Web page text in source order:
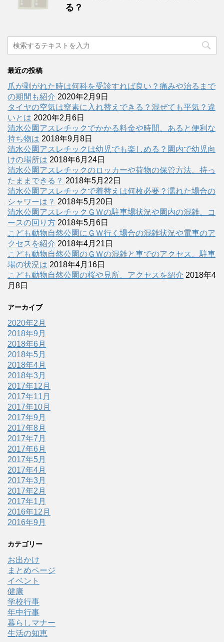
る？
最近の投稿
爪が剥がれた時は何科を受診すれば良い？痛みや治るまで
の期間も紹介 2020年2月9日
タイヤの空気は窒素に入れ替えできる？混ぜても平気？違
いとは 2020年2月6日
清水公園アスレチックでかかる料金や時間、あると便利な
持ち物は 2018年9月8日
清水公園アスレチックは幼児でも楽しめる？園内で幼児向
けの場所は 2018年6月24日
清水公園アスレチックのロッカーや荷物の保管方法、持っ
たままできる？ 2018年5月22日
清水公園アスレチックで着替えは何枚必要？濡れた場合の
シャワーは？ 2018年5月20日
清水公園アスレチックＧＷの駐車場状況や園内の混雑、コ
ースの回り方 2018年5月6日
こども動物自然公園にＧＷ行く場合の混雑状況や電車のア
クセスを紹介 2018年4月21日
こども動物自然公園のＧＷの混雑と車でのアクセス、駐車
場の状況は 2018年4月16日
こども動物自然公園の桜や見所、アクセスを紹介 2018年4
月8日
アーカイブ
2020年2月
2018年9月
2018年6月
2018年5月
2018年4月
2018年3月
2017年12月
2017年11月
2017年10月
2017年9月
2017年8月
2017年7月
2017年6月
2017年5月
2017年4月
2017年3月
2017年2月
2017年1月
2016年12月
2016年9月
カテゴリー
お出かけ
まとめページ
イベント
健康
学校行事
年中行事
暮らしマナー
生活の知恵